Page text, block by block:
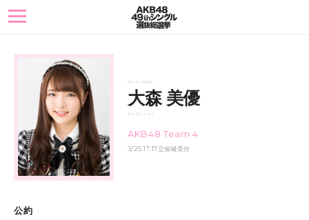
toggle
navigation
MIYUU OMORI
大森 美優
オオモリ ミユウ
AKB48 Team 4
3/25 17:17立候補受付
公約